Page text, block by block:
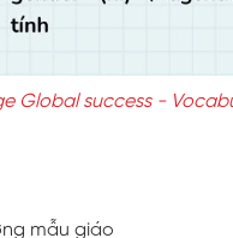
Global success -
mẫu giáo